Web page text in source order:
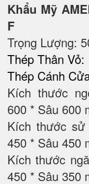
Khẩu Mỹ
F
Trọng Lượng:
Thép Thân Vỏ:
Thép Cánh
Kích thước
600 * Sâu 600
Kích thước sử
450 * Sâu 450
Kích thước
450 * Sâu 350